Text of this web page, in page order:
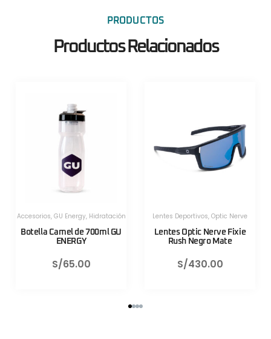
PRODUCTOS
Productos Relacionados
Herramientas,
Válvula CNC TLR Valve pro
S/130.00
Herramientas,
Válvula CNC TLR Valve pro
S/130.00